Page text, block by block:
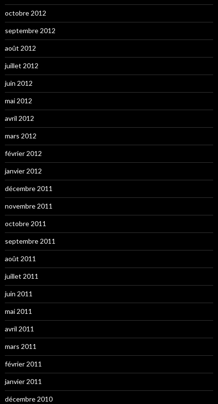
octobre 2012
septembre 2012
août 2012
juillet 2012
juin 2012
mai 2012
avril 2012
mars 2012
février 2012
janvier 2012
décembre 2011
novembre 2011
octobre 2011
septembre 2011
août 2011
juillet 2011
juin 2011
mai 2011
avril 2011
mars 2011
février 2011
janvier 2011
décembre 2010